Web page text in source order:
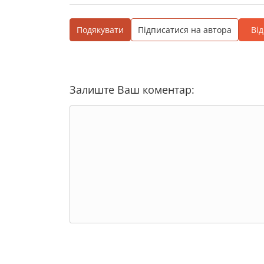
Подякувати Підписатися на автора
Залиште Ваш коментар: